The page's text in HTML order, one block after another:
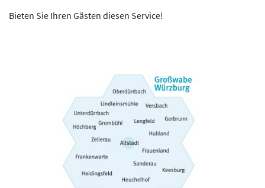
Bieten Sie Ihren Gästen diesen Service!